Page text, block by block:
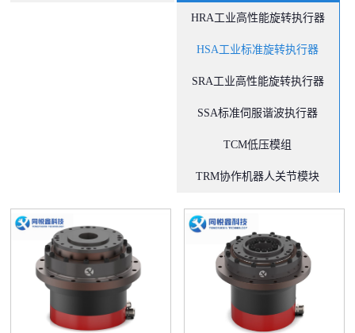
HRA工业高性能旋转执行器
HSA工业标准旋转执行器
SRA工业高性能旋转执行器
SSA标准伺服谐波执行器
TCM低压模组
TRM协作机器人关节模块